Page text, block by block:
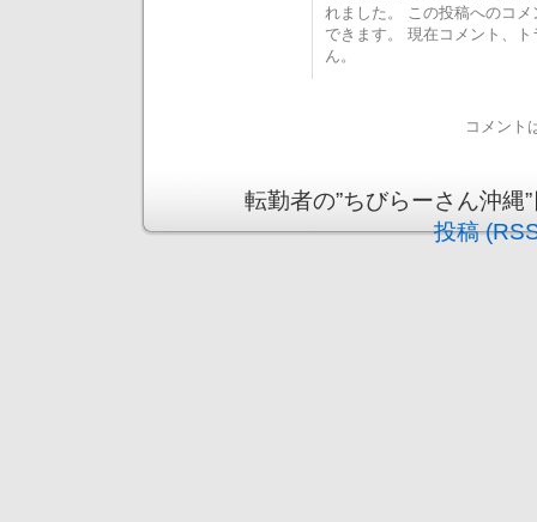
れました。 この投稿へのコ
できます。 現在コメント、
ん。
コメント
転勤者の”ちびらーさん沖
投稿